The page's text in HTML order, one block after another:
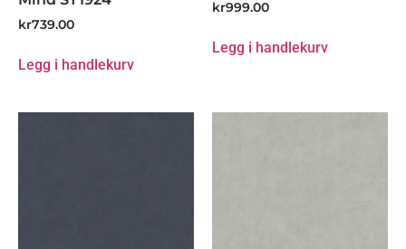
kr739.00
Legg i handlekurv
kr999.00
Legg i handlekurv